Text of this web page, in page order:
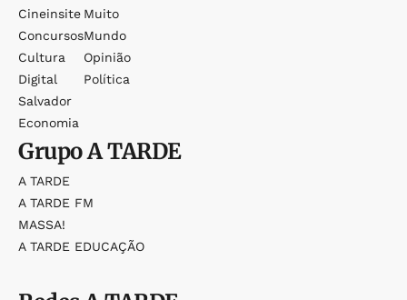
Cineinsite
Concursos
Cultura
Digital
Salvador
Economia
Muito
Mundo
Opinião
Política
GrupoA TARDE
A TARDE
A TARDE FM
MASSA!
A TARDE EDUCAÇÃO